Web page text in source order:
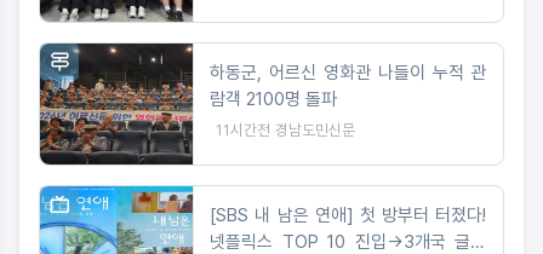
하동군, 어르신 영화관 나들이 누적 관
람객 2100명 돌파
11시간전 경남도민신문
[SBS 내 남은 연애] 첫 방부터 터졌다!
넷플릭스 TOP 10 진입->3개국 글로